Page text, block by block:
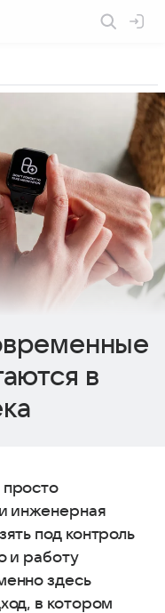
в
инженерная
под контроль
и работу
здесь
в котором